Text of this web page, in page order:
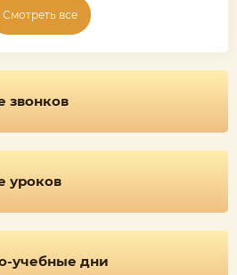
Смотреть все
звонков
уроков
учебные дни